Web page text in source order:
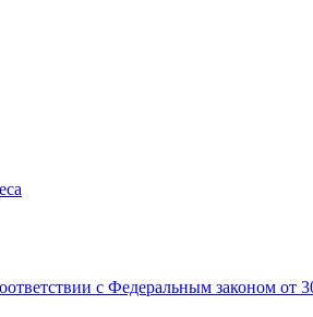
с Федеральным законом от